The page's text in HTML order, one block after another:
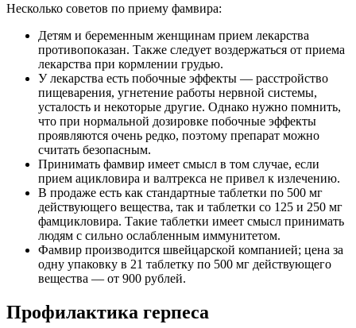
Несколько советов по приему фамвира:
Детям и беременным женщинам прием лекарства
противопоказан. Также следует воздержаться от приема
лекарства при кормлении грудью.
У лекарства есть побочные эффекты — расстройство
пищеварения, угнетение работы нервной системы,
усталость и некоторые другие. Однако нужно помнить,
что при нормальной дозировке побочные эффекты
проявляются очень редко, поэтому препарат можно
считать безопасным.
Принимать фамвир имеет смысл в том случае, если
прием ацикловира и валтрекса не привел к излечению.
В продаже есть как стандартные таблетки по 500 мг
действующего вещества, так и таблетки со 125 и 250 мг
фамцикловира. Такие таблетки имеет смысл принимать
людям с сильно ослабленным иммунитетом.
Фамвир производится швейцарской компанией; цена за
одну упаковку в 21 таблетку по 500 мг действующего
вещества — от 900 рублей.
Профилактика герпеса